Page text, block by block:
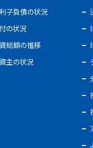
子負債の状況
の状況
総額の推移
主の状況